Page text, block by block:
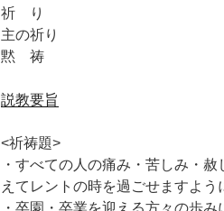
祈 り
主の祈り
黙 祷
説教要旨
<祈祷題>
・すべての人の痛み・苦しみ・
えてレントの時を過ごせますよう
・卒園・卒業を迎える方々の歩